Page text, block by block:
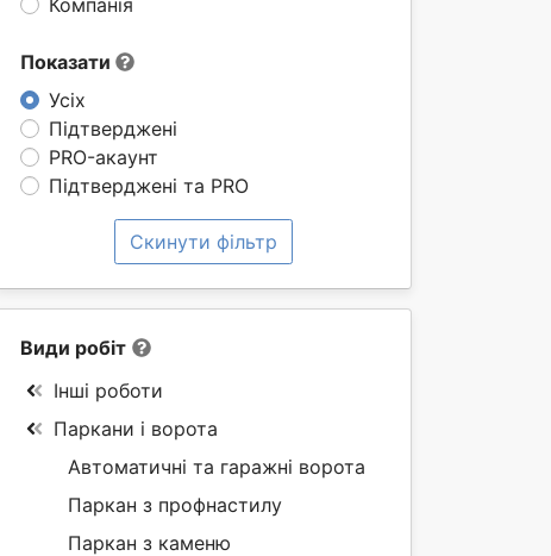
Компанія
Показати
Усіх
Підтверджені
PRO-акаунт
Підтверджені та PRO
Скинути фільтр
Види робіт
Інші роботи
Паркани і ворота
Автоматичні та гаражні ворота
Паркан з профнастилу
Паркан з каменю